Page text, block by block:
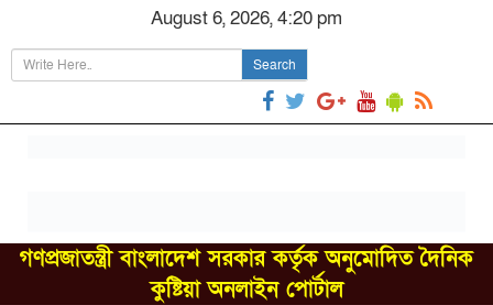
August 6, 2026, 4:20 pm
Search
গণপ্রজাতন্ত্রী বাংলাদেশ সরকার কর্তৃক অনুমোদিত দৈনিক
কুষ্টিয়া অনলাইন পোর্টাল